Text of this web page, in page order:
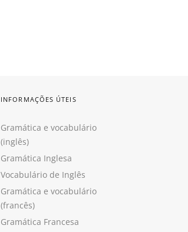
INFORMAÇÕES ÚTEIS
Gramática e vocabulário
(inglês)
Gramática Inglesa
Vocabulário de Inglês
Gramática e vocabulário
(francês)
Gramática Francesa